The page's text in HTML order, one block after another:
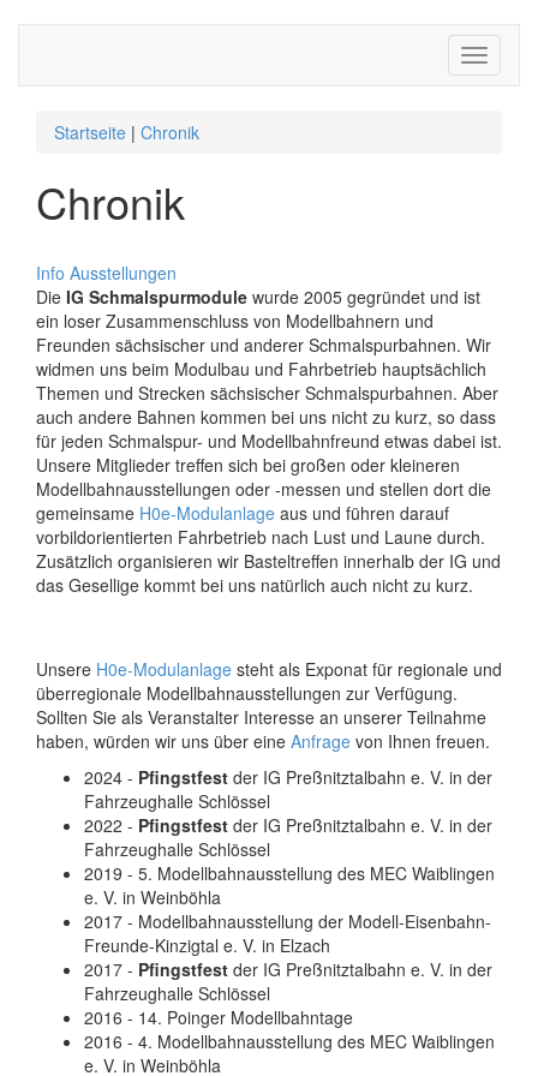
Toggle
Startseite | Chronik
Chronik
Info Ausstellungen
Die IG Schmalspurmodule wurde 2005 gegründet und ist
ein loser Zusammenschluss von Modellbahnern und
Freunden sächsischer und anderer Schmalspurbahnen. Wir
widmen uns beim Modulbau und Fahrbetrieb hauptsächlich
Themen und Strecken sächsischer Schmalspurbahnen. Aber
auch andere Bahnen kommen bei uns nicht zu kurz, so dass
für jeden Schmalspur- und Modellbahnfreund etwas dabei ist.
Unsere Mitglieder treffen sich bei großen oder kleineren
Modellbahnausstellungen oder -messen und stellen dort die
gemeinsame H0e-Modulanlage aus und führen darauf
vorbildorientierten Fahrbetrieb nach Lust und Laune durch.
Zusätzlich organisieren wir Basteltreffen innerhalb der IG und
das Gesellige kommt bei uns natürlich auch nicht zu kurz.
Unsere H0e-Modulanlage steht als Exponat für regionale und
überregionale Modellbahnausstellungen zur Verfügung.
Sollten Sie als Veranstalter Interesse an unserer Teilnahme
haben, würden wir uns über eine Anfrage von Ihnen freuen.
2024 - Pfingstfest der IG Preßnitztalbahn e. V. in der
Fahrzeughalle Schlössel
2022 - Pfingstfest der IG Preßnitztalbahn e. V. in der
Fahrzeughalle Schlössel
2019 - 5. Modellbahnausstellung des MEC Waiblingen
e. V. in Weinböhla
2017 - Modellbahnausstellung der Modell-Eisenbahn-
Freunde-Kinzigtal e. V. in Elzach
2017 - Pfingstfest der IG Preßnitztalbahn e. V. in der
Fahrzeughalle Schlössel
2016 - 14. Poinger Modellbahntage
2016 - 4. Modellbahnausstellung des MEC Waiblingen
e. V. in Weinböhla